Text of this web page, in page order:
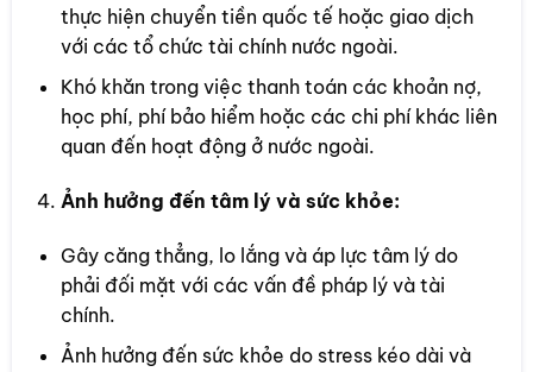
thực hiện chuyển tiền quốc tế hoặc giao dịch
với các tổ chức tài chính nước ngoài.
Khó khăn trong việc thanh toán các khoản nợ,
học phí, phí bảo hiểm hoặc các chi phí khác liên
quan đến hoạt động ở nước ngoài.
Ảnh hưởng đến tâm lý và sức khỏe:
Gây căng thẳng, lo lắng và áp lực tâm lý do
phải đối mặt với các vấn đề pháp lý và tài
chính.
Ảnh hưởng đến sức khỏe do stress kéo dài và